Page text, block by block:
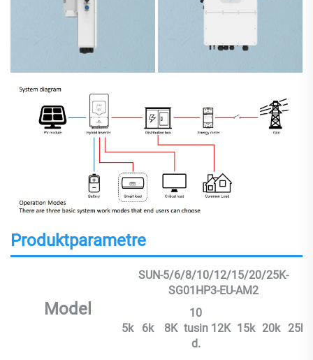
Produktparametre
Model
SUN-5/6/8/10/12/15/20/25K-
SG01HP3-EU-AM2
5k 6k 8K
10
tusin
d.
12K 15k 20k 25k